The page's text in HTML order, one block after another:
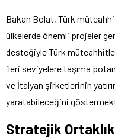
Bakan Bolat, Türk
ülkelerde önemli projeler
desteğiyle Türk
ileri seviyelere taşıma
ve İtalyan şirketlerinin
yaratabileceğini
Stratejik